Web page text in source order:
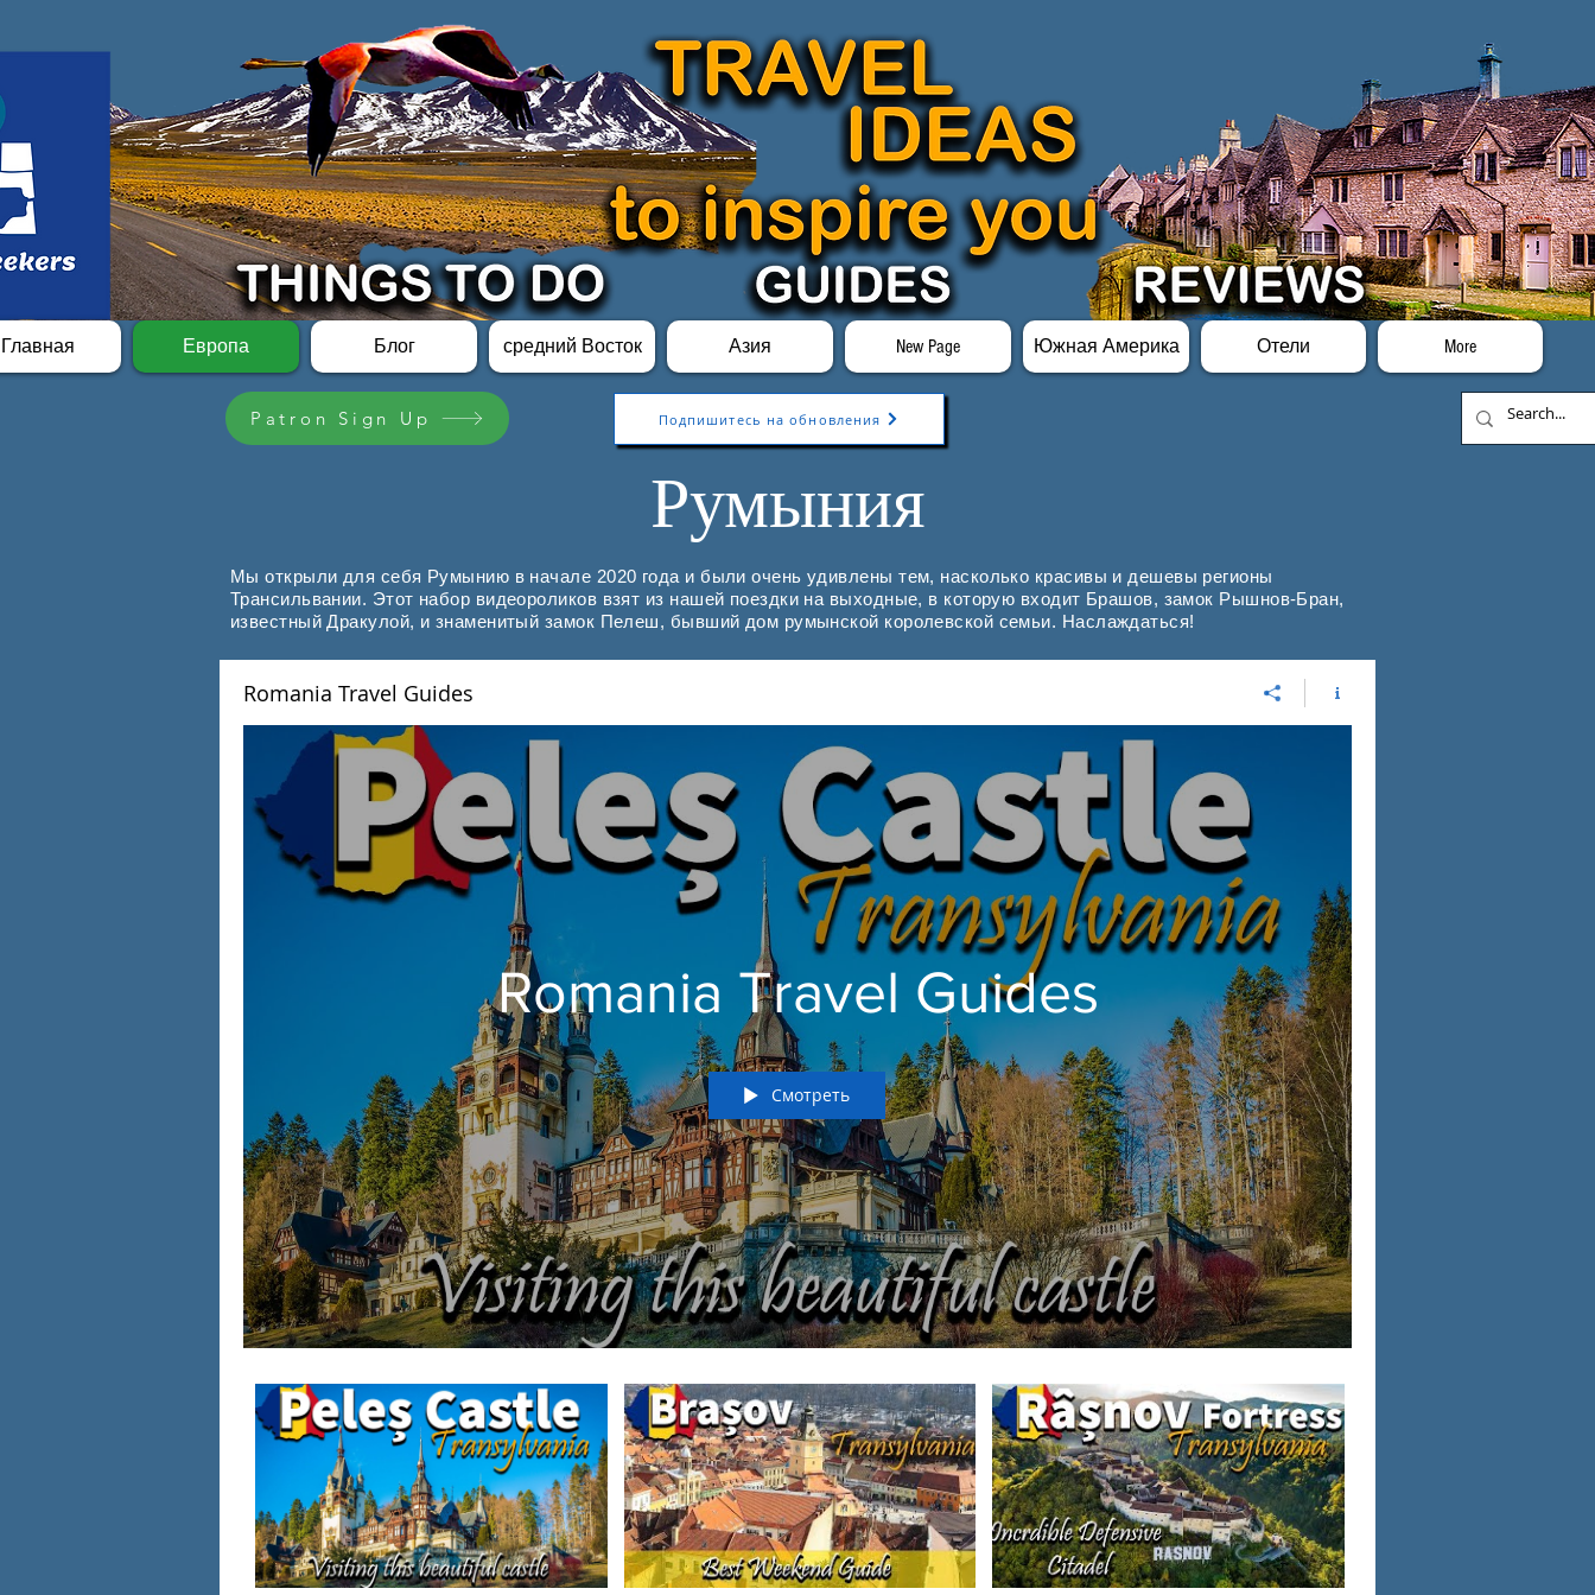
Главная Европа Блог средний Восток Азия New Page Южная Америка Отели More
Patron Sign Up Подпишитесь на обновления
Румыния
Мы открыли для себя Румынию в начале 2020 года и были очень удивлены тем, насколько красивы и дешевы регионы
Трансильвании. Этот набор видеороликов взят из нашей поездки на выходные, в которую входит Брашов, замок Рышнов-Бран,
известный Дракулой, и знаменитый замок Пелеш, бывший дом румынской королевской семьи. Наслаждаться!
Romania Travel Guides
Romania Travel Guides
Смотреть